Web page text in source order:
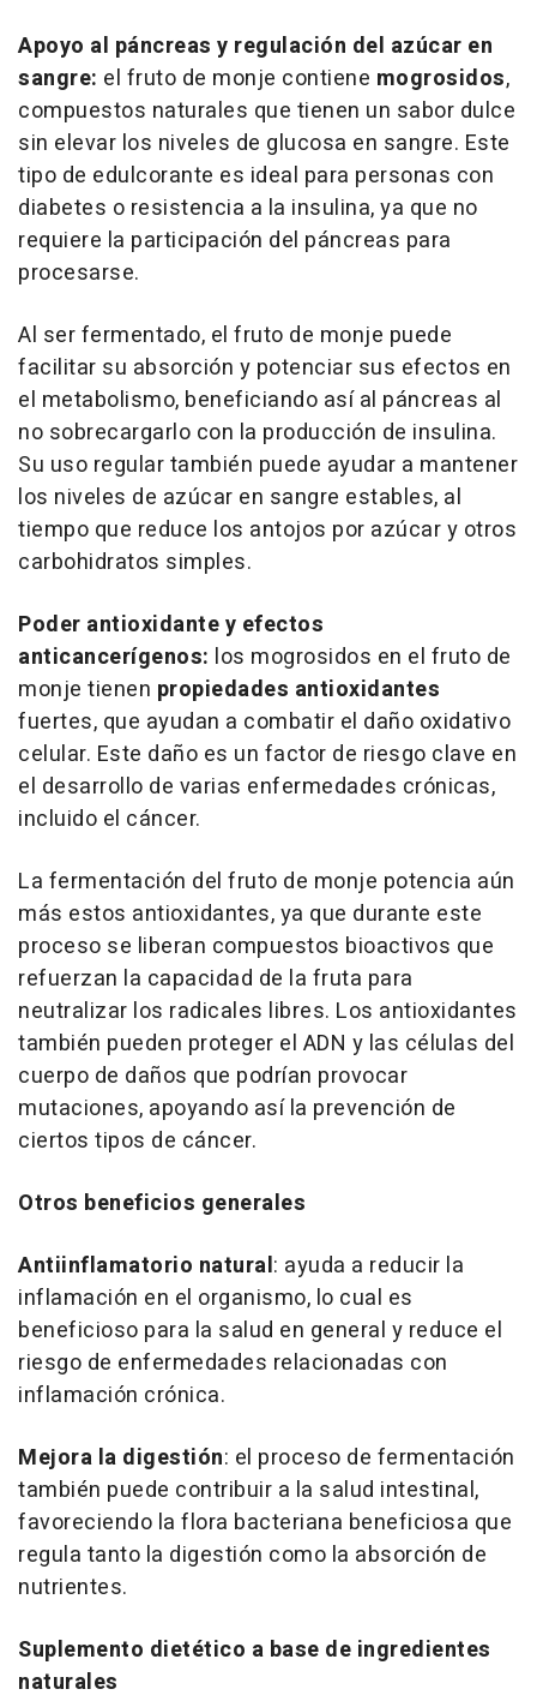
Apoyo al páncreas y regulación del azúcar en
sangre: el fruto de monje contiene mogrosidos,
compuestos naturales que tienen un sabor dulce
sin elevar los niveles de glucosa en sangre. Este
tipo de edulcorante es ideal para personas con
diabetes o resistencia a la insulina, ya que no
requiere la participación del páncreas para
procesarse.
Al ser fermentado, el fruto de monje puede
facilitar su absorción y potenciar sus efectos en
el metabolismo, beneficiando así al páncreas al
no sobrecargarlo con la producción de insulina.
Su uso regular también puede ayudar a mantener
los niveles de azúcar en sangre estables, al
tiempo que reduce los antojos por azúcar y otros
carbohidratos simples.
Poder antioxidante y efectos
anticancerígenos: los mogrosidos en el fruto de
monje tienen propiedades antioxidantes
fuertes, que ayudan a combatir el daño oxidativo
celular. Este daño es un factor de riesgo clave en
el desarrollo de varias enfermedades crónicas,
incluido el cáncer.
La fermentación del fruto de monje potencia aún
más estos antioxidantes, ya que durante este
proceso se liberan compuestos bioactivos que
refuerzan la capacidad de la fruta para
neutralizar los radicales libres. Los antioxidantes
también pueden proteger el ADN y las células del
cuerpo de daños que podrían provocar
mutaciones, apoyando así la prevención de
ciertos tipos de cáncer.
Otros beneficios generales
Antiinflamatorio natural: ayuda a reducir la
inflamación en el organismo, lo cual es
beneficioso para la salud en general y reduce el
riesgo de enfermedades relacionadas con
inflamación crónica.
Mejora la digestión: el proceso de fermentación
también puede contribuir a la salud intestinal,
favoreciendo la flora bacteriana beneficiosa que
regula tanto la digestión como la absorción de
nutrientes.
Suplemento dietético a base de ingredientes
naturales